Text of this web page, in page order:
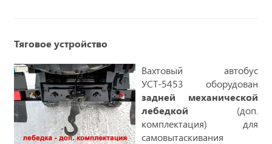
Тяговое устройство
Вахтовый автобус
УСТ-5453 оборудован
задней механической
лебедкой (доп.
комплектация) для
самовытаскивания